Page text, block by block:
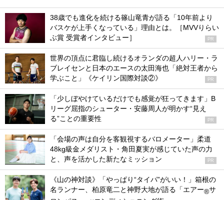
38歳でも進化を続ける篠山竜青が語る「10年前より
バスケが上手くなっている」理由とは。［MVVりらい
ぶ賞 受賞者インタビュー］
PR
世界の頂点に君臨し続けるオランダの超人ハリー・ラ
ブレイセンと日本のエースの太田海也「絶対王者から
学ぶこと」《ケイリン国際対談②》
PR
「少しぼやけているだけでも感覚が狂ってきます」B
リーグ屈指のシューター・安藤周人が明かす“見え
る”ことの重要性
PR
「会場の声は自分を客観視するバロメーター」柔道
48kg級金メダリスト・角田夏実が感じていた声の力
と、声を活かした新たなミッション
PR
《山の神対談》「やっぱり“タイパ”がいい！」箱根の
名ランナー、柏原竜二と神野大地が語る「エアー®サ